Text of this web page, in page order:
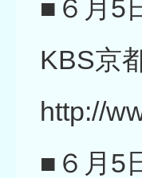
■６月5
KBS京
http://
■６月5